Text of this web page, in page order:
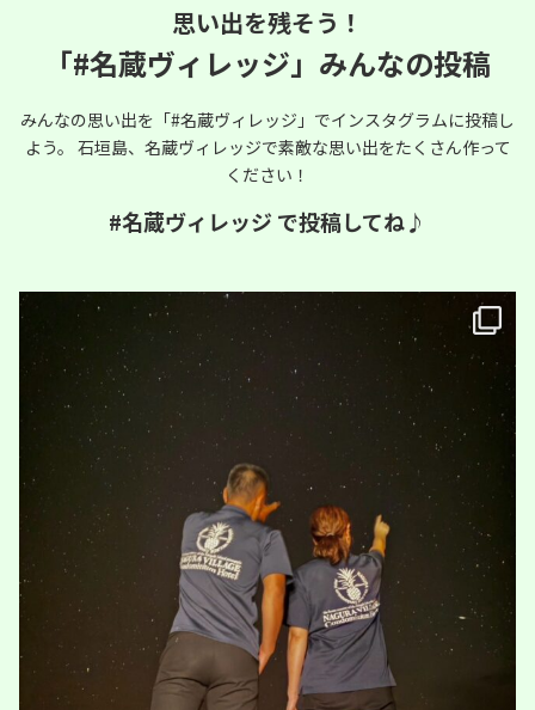
思い出を残そう！
「#名蔵ヴィレッジ」みんなの投稿
みんなの思い出を「#名蔵ヴィレッジ」でインスタグラムに投稿し
よう。 石垣島、名蔵ヴィレッジで素敵な思い出をたくさん作って
ください！
#名蔵ヴィレッジ で投稿してね♪
少し街から離れた名蔵ヴィレッジからは
梅雨時期でも満天の星空
34